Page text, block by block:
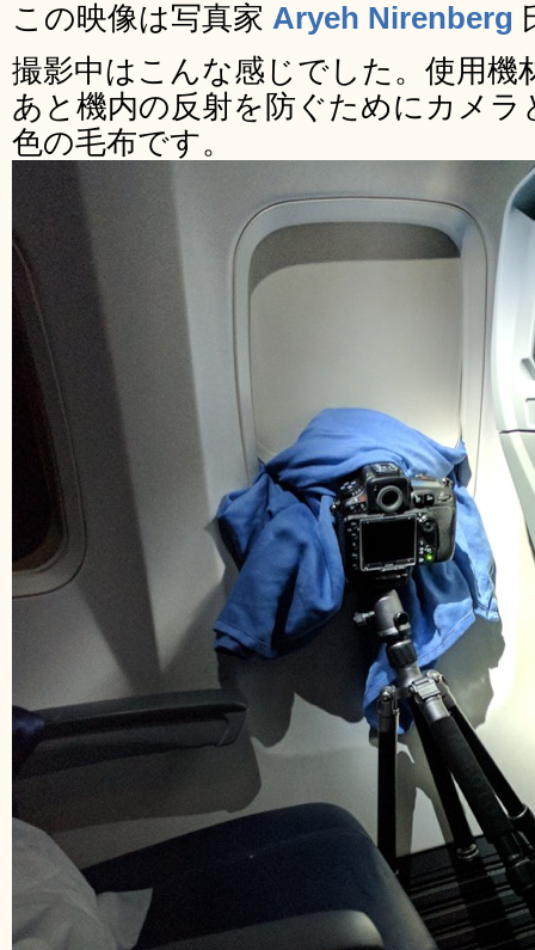
この映像は写真家 Aryeh Nirenberg
撮影中はこんな感じでした。使用機
あと機内の反射を防ぐためにカメ
色の毛布です。